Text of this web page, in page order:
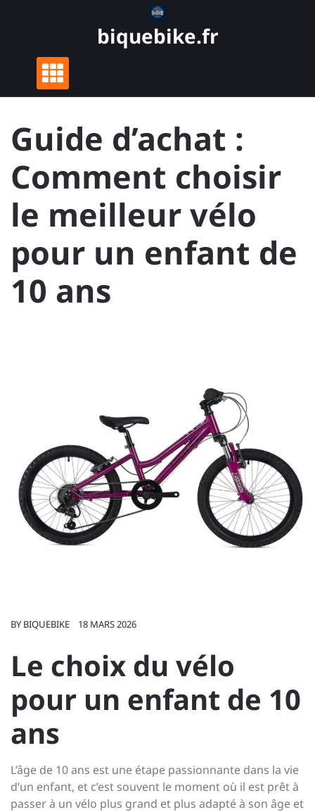
biquebike.fr
Guide d’achat :
Comment choisir
le meilleur vélo
pour un enfant de
10 ans
BY BIQUEBIKE 18 MARS 2026
Le choix du vélo
pour un enfant de 10
ans
L’âge de 10 ans est une étape passionnante dans la vie
d’un enfant, et c’est souvent le moment où il est prêt à
passer à un vélo plus grand et plus adapté à son âge et